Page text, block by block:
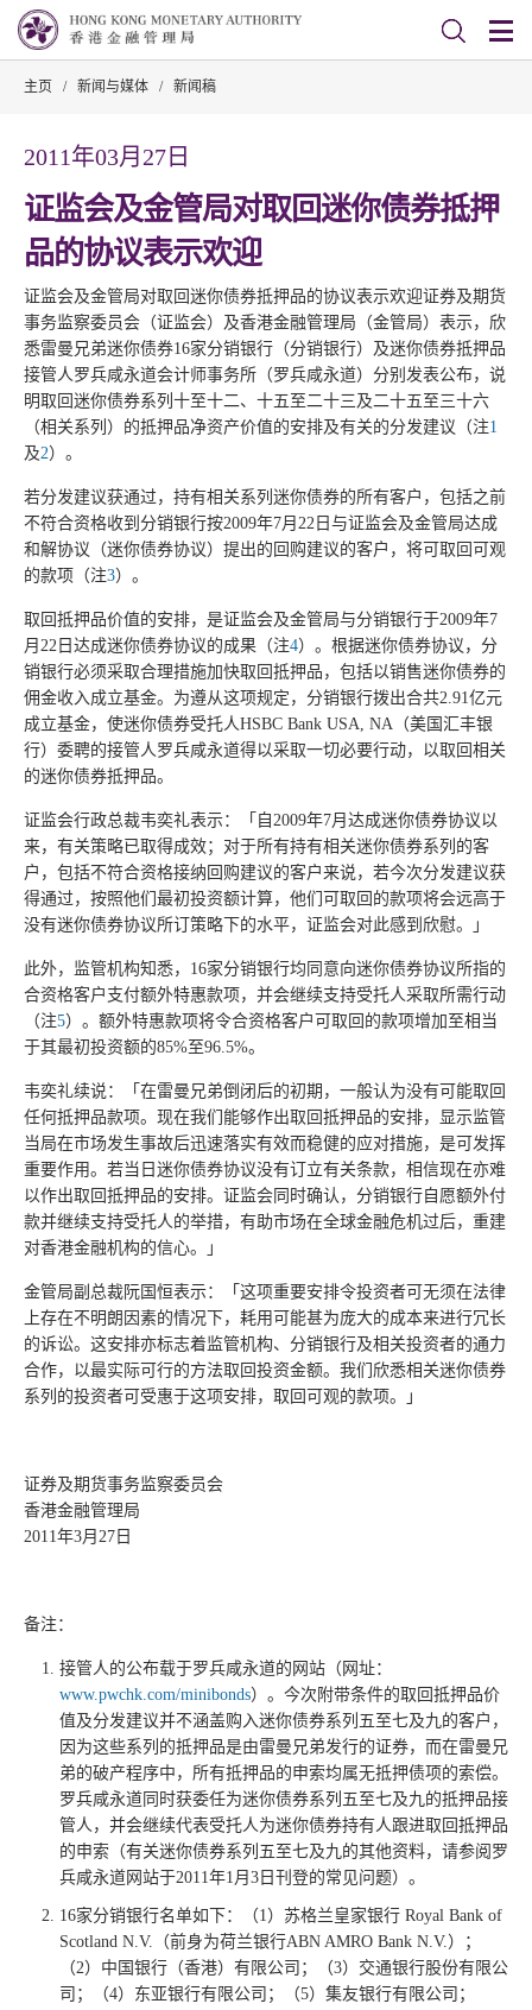
主页 / 新闻与媒体 / 新闻稿
2011年03月27日
证监会及金管局对取回迷你债券抵押
品的协议表示欢迎
证监会及金管局对取回迷你债券抵押品的协议表示欢迎证券及期货
事务监察委员会（证监会）及香港金融管理局（金管局）表示，欣
悉雷曼兄弟迷你债券16家分销银行（分销银行）及迷你债券抵押品
接管人罗兵咸永道会计师事务所（罗兵咸永道）分别发表公布，说
明取回迷你债券系列十至十二、十五至二十三及二十五至三十六
（相关系列）的抵押品净资产价值的安排及有关的分发建议（注1
及2）。
若分发建议获通过，持有相关系列迷你债券的所有客户，包括之前
不符合资格收到分销银行按2009年7月22日与证监会及金管局达成
和解协议（迷你债券协议）提出的回购建议的客户，将可取回可观
的款项（注3）。
取回抵押品价值的安排，是证监会及金管局与分销银行于2009年7
月22日达成迷你债券协议的成果（注4）。根据迷你债券协议，分
销银行必须采取合理措施加快取回抵押品，包括以销售迷你债券的
佣金收入成立基金。为遵从这项规定，分销银行拨出合共2.91亿元
成立基金，使迷你债券受托人HSBC Bank USA, NA（美国汇丰银
行）委聘的接管人罗兵咸永道得以采取一切必要行动，以取回相关
的迷你债券抵押品。
证监会行政总裁韦奕礼表示：「自2009年7月达成迷你债券协议以
来，有关策略已取得成效；对于所有持有相关迷你债券系列的客
户，包括不符合资格接纳回购建议的客户来说，若今次分发建议获
得通过，按照他们最初投资额计算，他们可取回的款项将会远高于
没有迷你债券协议所订策略下的水平，证监会对此感到欣慰。」
此外，监管机构知悉，16家分销银行均同意向迷你债券协议所指的
合资格客户支付额外特惠款项，并会继续支持受托人采取所需行动
（注5）。额外特惠款项将令合资格客户可取回的款项增加至相当
于其最初投资额的85%至96.5%。
韦奕礼续说：「在雷曼兄弟倒闭后的初期，一般认为没有可能取回
任何抵押品款项。现在我们能够作出取回抵押品的安排，显示监管
当局在市场发生事故后迅速落实有效而稳健的应对措施，是可发挥
重要作用。若当日迷你债券协议没有订立有关条款，相信现在亦难
以作出取回抵押品的安排。证监会同时确认，分销银行自愿额外付
款并继续支持受托人的举措，有助市场在全球金融危机过后，重建
对香港金融机构的信心。」
金管局副总裁阮国恒表示：「这项重要安排令投资者可无须在法律
上存在不明朗因素的情况下，耗用可能甚为庞大的成本来进行冗长
的诉讼。这安排亦标志着监管机构、分销银行及相关投资者的通力
合作，以最实际可行的方法取回投资金额。我们欣悉相关迷你债券
系列的投资者可受惠于这项安排，取回可观的款项。」
证券及期货事务监察委员会
香港金融管理局
2011年3月27日
备注：
接管人的公布载于罗兵咸永道的网站（网址：
www.pwchk.com/minibonds）。今次附带条件的取回抵押品价
值及分发建议并不涵盖购入迷你债券系列五至七及九的客户，
因为这些系列的抵押品是由雷曼兄弟发行的证券，而在雷曼兄
弟的破产程序中，所有抵押品的申索均属无抵押债项的索偿。
罗兵咸永道同时获委任为迷你债券系列五至七及九的抵押品接
管人，并会继续代表受托人为迷你债券持有人跟进取回抵押品
的申索（有关迷你债券系列五至七及九的其他资料，请参阅罗
兵咸永道网站于2011年1月3日刊登的常见问题）。
16家分销银行名单如下：（1）苏格兰皇家银行 Royal Bank of
Scotland N.V.（前身为荷兰银行ABN AMRO Bank N.V.）；
（2）中国银行（香港）有限公司；（3）交通银行股份有限公
司；（4）东亚银行有限公司；（5）集友银行有限公司；